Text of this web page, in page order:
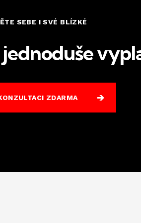
SEBE I SVÉ BLÍZKÉ
jednoduše
ZDARMA